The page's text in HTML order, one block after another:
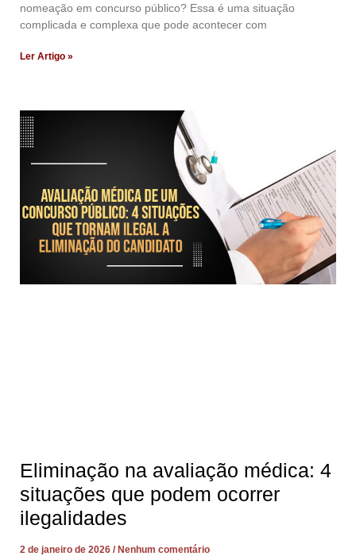
nomeação em concurso público? Essa é uma situação
complicada e complexa que pode acontecer com
Ler Artigo »
Eliminação na avaliação médica: 4
situações que podem ocorrer
ilegalidades
2 de janeiro de 2026 Nenhum comentário